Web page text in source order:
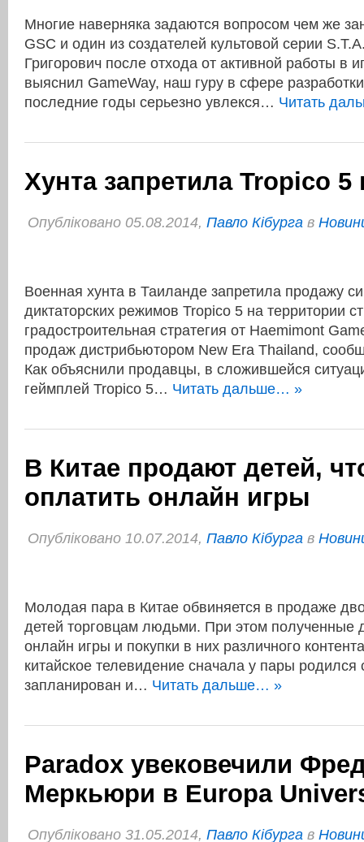
Многие наверняка задаются вопросом чем же
GSC и один из создателей культовой серии
Григорович после отхода от активной работы в
выяснил GameWay, наш гуру в сфере
последние годы серьезно увлекся… Читать
Хунта запретила Tropico 5
Опубліковано 05.08.2014, Павло Кібурга в
Военная хунта в Таиланде запретила продажу
диктаторских режимов Tropico 5 на территории
градостроительная стратегия от Haemimont
продаж дистрибьютором New Era Thailand,
Как объяснили продавцы, в сложившейся
геймплей Tropico 5… Читать дальше… »
В Китае продают детей,
оплатить онлайн игры
Опубліковано 10.07.2014, Павло Кібурга в
Молодая пара в Китае обвиняется в продаже
детей торговцам людьми. При этом полученные
онлайн игры и покупки в них различного
китайское телевидение сначала у пары
запланирован и… Читать дальше… »
Paradox увековечили
Меркьюри в Europa
Опубліковано 31.05.2014, Павло Кібурга в